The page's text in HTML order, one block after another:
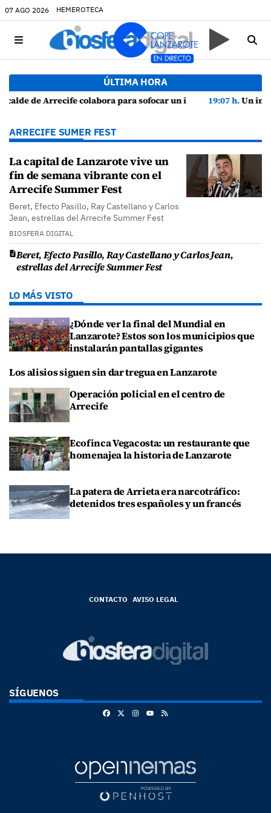
07 AGO 2026 HEMEROTECA
ÚLTIMA HORA
un incendio en una vivienda de Playa Honda
19:07 h.Un incendio localizado en un sofá obliga a
ARRECIFE SUMER FEST
La capital de Lanzarote vive un
fin de semana vibrante con el
Arrecife Summer Fest
Beret, Efecto Pasillo, Ray Castellano y Carlos
Jean, estrellas del Arrecife Summer Fest
BIOSFERA DIGITAL
Beret, Efecto Pasillo, Ray Castellano y Carlos Jean,
estrellas del Arrecife Summer Fest
LO MÁS VISTO
¿Dónde ver la final del Mundial en
Lanzarote? Estos son los municipios que
instalarán pantallas gigantes
Los alisios siguen sin dar tregua en Lanzarote
Operación policial en el centro de
Arrecife
Ecofinca Vegacosta: un restaurante que
homenajea la historia de Lanzarote
La patera de Arrieta era narcotráfico:
detenidos tres españoles y un francés
CONTACTO AVISO LEGAL
SÍGUENOS
FacebookInstagram